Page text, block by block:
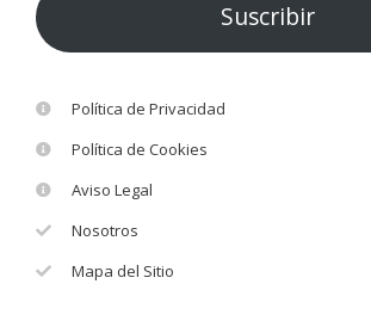
Suscribir
Política de Privacidad
Política de Cookies
Aviso Legal
Nosotros
Mapa del Sitio